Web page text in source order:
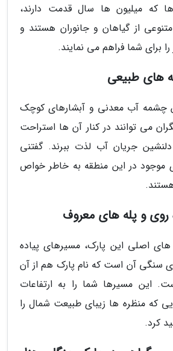
که میلیون ها سال قدمت دارند،
از گیاهان و جانوران هستند و
برای شما فراهم می نمایند.
های طبیعی
چشمه آب معدنی و آبشارهای کوچک
می توانند در کنار آن ها استراحت
جریان آب لذت ببرند. گفتنی
در این منطقه به خاطر خواص
روی و پله های معروف
اصلی این پارک، مسیرهای پیاده
سنگی آن است که نام پارک هم از آن
این مسیرها شما را به ارتفاعات
که منظره ها زیبای طبیعت شمال را
کرد.